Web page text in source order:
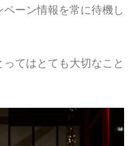
ーン情報を常に待機し
てはとても大切なこと